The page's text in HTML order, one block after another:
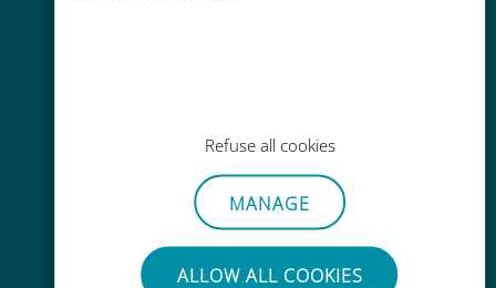
Refuse all cookies
MANAGE
ALLOW ALL COOKIES
随时可用